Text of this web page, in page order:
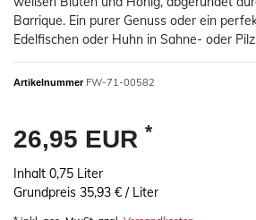
Barrique. Ein purer Genuss oder ein
Edelfischen oder Huhn in Sahne- oder
Artikelnummer FW-71-00582
26,95 EUR *
Inhalt 0,75 Liter
Grundpreis 35,93 € / Liter